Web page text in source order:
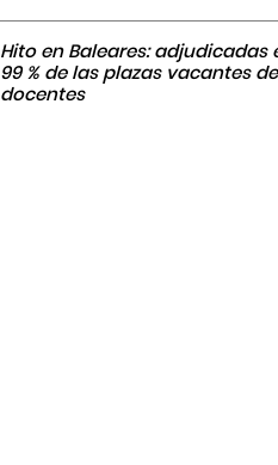
Hito en Baleares: adjudicadas
99 % de las plazas vacantes de
docentes